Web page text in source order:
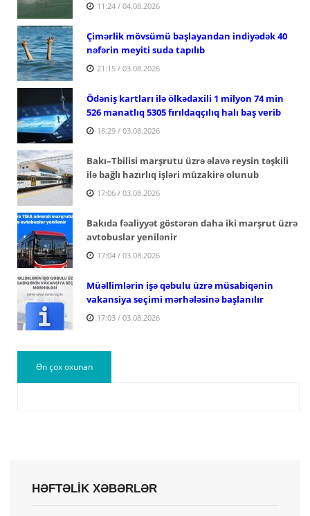
11:24 / 04.08.2026
Çimərlik mövsümü başlayandan indiyədək 40
nəfərin meyiti suda tapılıb
21:15 / 03.08.2026
Ödəniş kartları ilə ölkədaxili 1 milyon 74 min
526 manatlıq 5305 fırıldaqçılıq halı baş verib
18:29 / 03.08.2026
Bakı–Tbilisi marşrutu üzrə əlavə reysin təşkili
ilə bağlı hazırlıq işləri müzakirə olunub
17:06 / 03.08.2026
Bakıda fəaliyyət göstərən daha iki marşrut üzrə
avtobuslar yenilənir
17:04 / 03.08.2026
Müəllimlərin işə qəbulu üzrə müsabiqənin
vakansiya seçimi mərhələsinə başlanılır
17:03 / 03.08.2026
Ən çox oxunan
HƏFTƏLİK XƏBƏRLƏR